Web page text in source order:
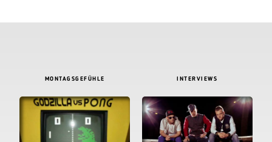
MONTAGSGEFÜHLE INTERVIEWS